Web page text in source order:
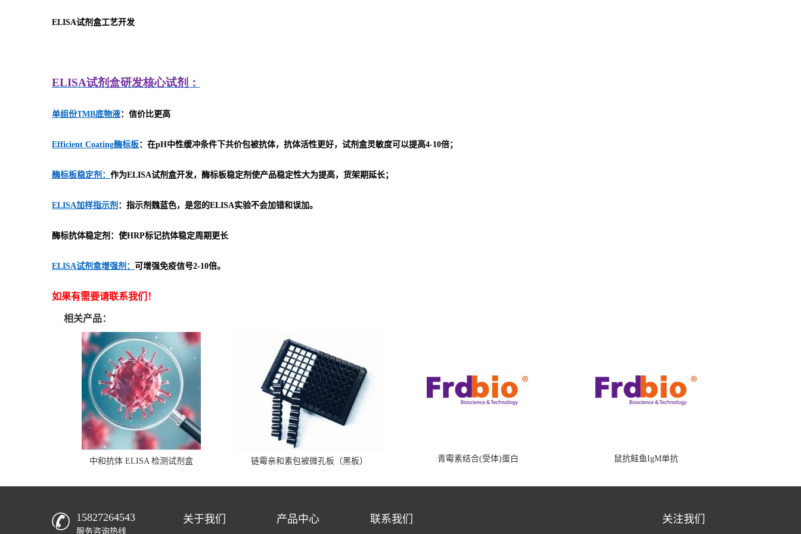
ELISA试剂盒工艺开发
ELISA试剂盒研发核心试剂：
单组份TMB底物液：信价比更高
Efficient Coating酶标板：在pH中性缓冲条件下共价包被抗体，抗体活性更好，试剂盒灵敏度可以提高4-10倍；
酶标板稳定剂： 作为ELISA试剂盒开发，酶标板稳定剂使产品稳定性大为提高，货架期延长；
ELISA加样指示剂 ：指示剂魏蓝色，是您的ELISA实验不会加错和误加。
酶标抗体稳定剂：使HRP标记抗体稳定周期更长
ELISA试剂盒增强剂： 可增强免疫信号2-10倍。
如果有需要请联系我们！
相关产品：
中和抗体 ELISA 检测试剂盒 链霉亲和素包被微孔板（黑板） 青霉素结合(受体)蛋白 鼠抗鲑鱼IgM单抗
15827264543
服务咨询热线
关于我们 产品中心 联系我们 关注我们